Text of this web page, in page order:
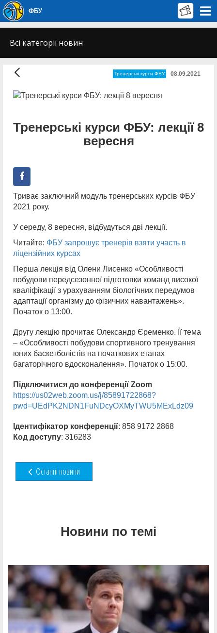
ФБУ
Всі категорії новин
Тренерські курси ФБУ 08.09.2021
Тренерські курси ФБУ: лекції 8
вересня
Триває заключний модуль тренерських курсів ФБУ
2021 року.
У середу, 8 вересня, відбудуться дві лекції.
Читайте: ФБУ запрошує тренерів взяти участь в
ліцензійних курсах
Перша лекція від Олени Лисенко «Особливості
побудови передсезонної підготовки команд високої
кваліфікації з урахуванням біологічних передумов
адаптації організму до фізичних навантажень».
Початок о 13:00.
Другу лекцію прочитає Олександр Єременко. Її тема
– «Особливості побудови спортивного тренування
юних баскетболістів на початкових етапах
багаторічного вдосконалення». Початок о 15:00.
Підключитися до конференції Zoom
https://us02web.zoom.us/j/85891722868?
pwd=UEdPK2NDN1FuNDcyOXMyTWU5MExLdz09
Ідентифікатор конференції: 858 9172 2868
Код доступу: 316283
Останні новини
Новини по темі